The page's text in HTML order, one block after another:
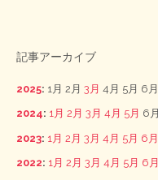
記事アーカイブ
2025: 1月 2月 3月 4月 5月 6月
2024: 1月 2月 3月 4月 5月 6月
2023: 1月 2月 3月 4月 5月 6月
2022: 1月 2月 3月 4月 5月 6月